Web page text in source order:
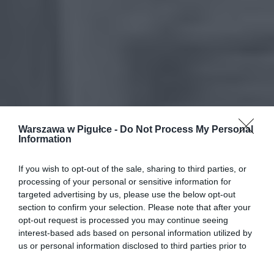
Warszawa w Pigułce - Do Not Process My Personal
Information
If you wish to opt-out of the sale, sharing to third parties, or
processing of your personal or sensitive information for
targeted advertising by us, please use the below opt-out
section to confirm your selection. Please note that after your
opt-out request is processed you may continue seeing
interest-based ads based on personal information utilized by
us or personal information disclosed to third parties prior to